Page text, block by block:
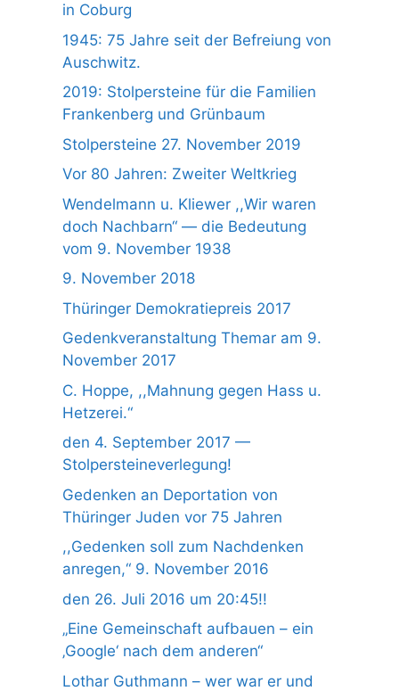
in Coburg
1945: 75 Jahre seit der Befreiung von
Auschwitz.
2019: Stolpersteine für die Familien
Frankenberg und Grünbaum
Stolpersteine 27. November 2019
Vor 80 Jahren: Zweiter Weltkrieg
Wendelmann u. Kliewer ,,Wir waren
doch Nachbarn“ — die Bedeutung
vom 9. November 1938
9. November 2018
Thüringer Demokratiepreis 2017
Gedenkveranstaltung Themar am 9.
November 2017
C. Hoppe, ,,Mahnung gegen Hass u.
Hetzerei.“
den 4. September 2017 —
Stolpersteineverlegung!
Gedenken an Deportation von
Thüringer Juden vor 75 Jahren
,,Gedenken soll zum Nachdenken
anregen,“ 9. November 2016
den 26. Juli 2016 um 20:45!!
„Eine Gemeinschaft aufbauen – ein
‚Google‘ nach dem anderen“
Lothar Guthmann – wer war er und